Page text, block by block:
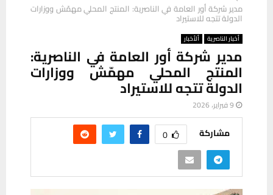
مدير شركة أور العامة في الناصرية: المنتج المحلي مهمّش ووزارات
الدولة تتجه للاستيراد
أخبار الناصرية ألأخبار
مدير شركة أور العامة في الناصرية:
المنتج المحلي مهمّش ووزارات
الدولة تتجه للاستيراد
9 فبراير، 2026
مشاركة 0